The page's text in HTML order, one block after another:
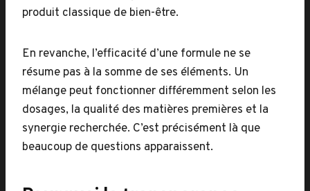
produit classique de bien-être.
En revanche, l’efficacité d’une formule ne se
résume pas à la somme de ses éléments. Un
mélange peut fonctionner différemment selon les
dosages, la qualité des matières premières et la
synergie recherchée. C’est précisément là que
beaucoup de questions apparaissent.